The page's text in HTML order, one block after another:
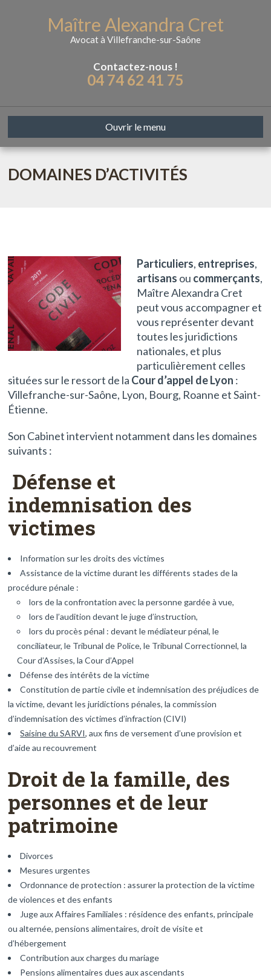
Maître Alexandra Cret
Avocat à Villefranche-sur-Saône
Contactez-nous !
04 74 62 41 75
Ouvrir le menu
DOMAINES D’ACTIVITÉS
Particuliers, entreprises,
artisans ou commerçants,
Maître Alexandra Cret
peut vous accompagner et
vous représenter devant
toutes les juridictions
nationales, et plus
particulièrement celles
situées sur le ressort de la Cour d’appel de Lyon :
Villefranche-sur-Saône, Lyon, Bourg, Roanne et Saint-
Étienne.
Son Cabinet intervient notamment dans les domaines
suivants :
Défense et
indemnisation des
victimes
Information sur les droits des victimes
Assistance de la victime durant les différents stades de la
procédure pénale :
lors de la confrontation avec la personne gardée à vue,
lors de l’audition devant le juge d’instruction,
lors du procès pénal : devant le médiateur pénal, le
conciliateur, le Tribunal de Police, le Tribunal Correctionnel, la
Cour d’Assises, la Cour d’Appel
Défense des intérêts de la victime
Constitution de partie civile et indemnisation des préjudices de
la victime, devant les juridictions pénales, la commission
d’indemnisation des victimes d’infraction (CIVI)
Saisine du SARVI, aux fins de versement d’une provision et
d’aide au recouvrement
Droit de la famille, des
personnes et de leur
patrimoine
Divorces
Mesures urgentes
Ordonnance de protection : assurer la protection de la victime
de violences et des enfants
Juge aux Affaires Familiales : résidence des enfants, principale
ou alternée, pensions alimentaires, droit de visite et
d’hébergement
Contribution aux charges du mariage
Pensions alimentaires dues aux ascendants